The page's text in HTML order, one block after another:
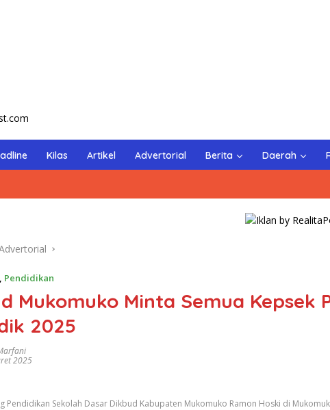
Kilas Artikel Advertorial Berita Daerah
, Pendidikan
Mukomuko Minta Semua Kepsek
2025
2025
Pendidikan Sekolah Dasar Dikbud Kabupaten Mukomuko Ramon Hoski di